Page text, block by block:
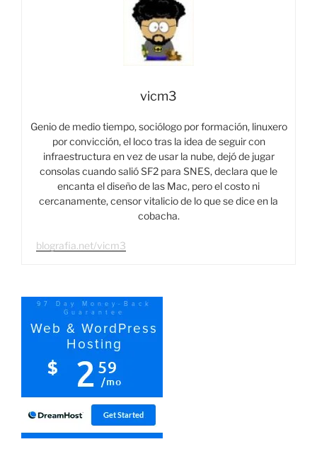
vicm3
Genio de medio tiempo, sociólogo por formación, linuxero
por convicción, el loco tras la idea de seguir con
infraestructura en vez de usar la nube, dejó de jugar
consolas cuando salió SF2 para SNES, declara que le
encanta el diseño de las Mac, pero el costo ni
cercanamente, censor vitalicio de lo que se dice en la
cobacha.
blografia.net/vicm3